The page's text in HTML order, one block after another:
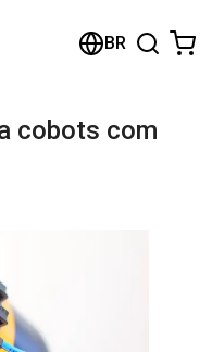
BR
cobots com
loja